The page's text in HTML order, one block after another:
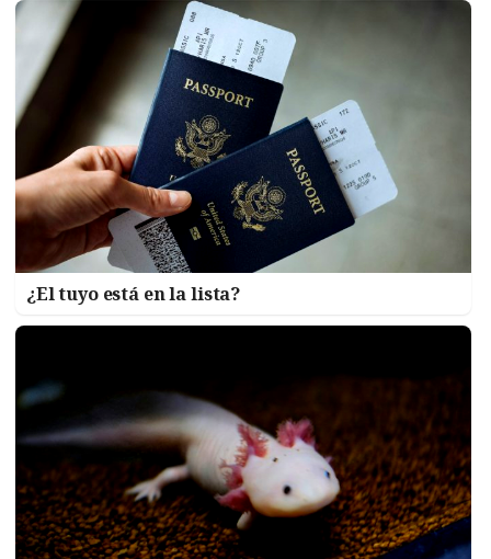
¿El tuyo está en la lista?